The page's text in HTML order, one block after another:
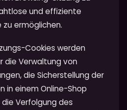
und effiziente
ermöglichen.
Cookies werden
die Verwaltung von
die Sicherstellung der
in einem Online-Shop
Verfolgung des